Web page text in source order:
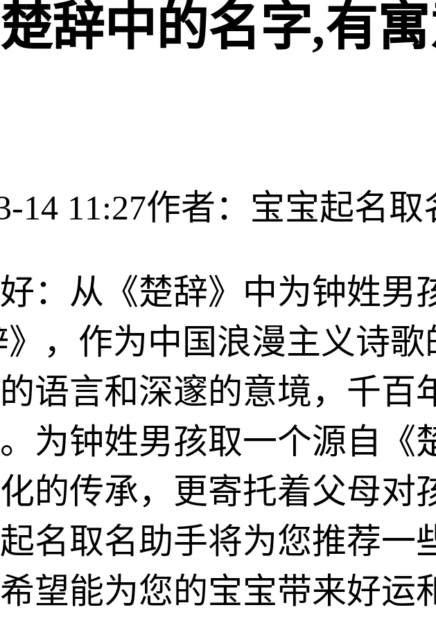
辞中的名字,有
14 11:27作者：宝宝起名取
：从《楚辞》中为钟姓男
，作为中国浪漫主义诗
语言和深邃的意境，千百
为钟姓男孩取一个源自《
的传承，更寄托着父母对
名取名助手将为您推荐一
望能为您的宝宝带来好运